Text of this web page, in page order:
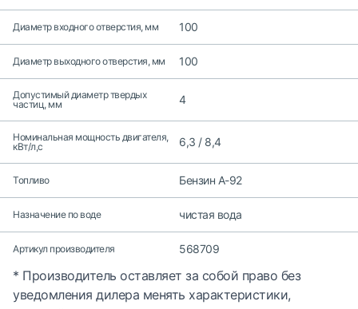
Диаметр входного отверстия, мм 100
Диаметр выходного отверстия, мм 100
Допустимый диаметр твердых
частиц, мм
4
Номинальная мощность двигателя,
кВт/л,с
6,3 / 8,4
Топливо Бензин А-92
Назначение по воде чистая вода
Артикул производителя 568709
* Производитель оставляет за собой право без
уведомления дилера менять характеристики,